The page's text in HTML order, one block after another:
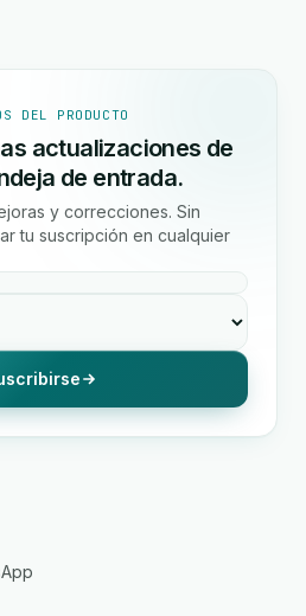
DEL PRODUCTO
actualizaciones de
de entrada.
y correcciones. Sin
tu suscripción en cualquier